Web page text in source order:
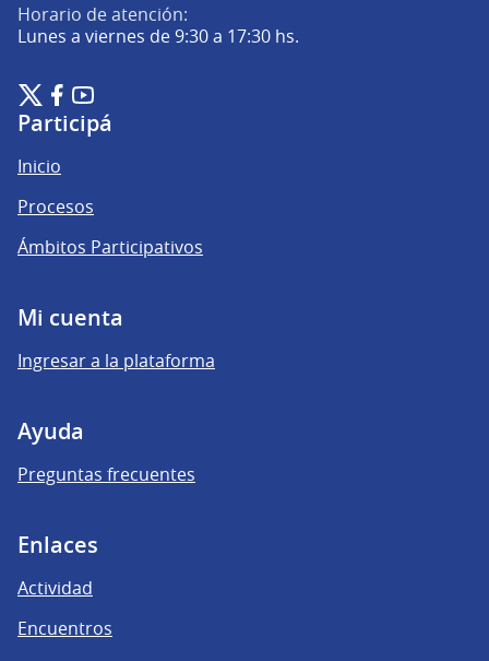
Horario de atención:
Lunes a viernes de 9:30 a 17:30 hs.
Plataforma de Participación Ciudadana Digital en X
(Enlace externo)
Plataforma de Participación Ciudadana Digital en Facebook
(Enlace externo)
Plataforma de Participación Ciudadana Digital en
(Enlace externo)
Participá
Inicio
Procesos
Ámbitos Participativos
Mi cuenta
Ingresar a la plataforma
Ayuda
Preguntas frecuentes
Enlaces
Actividad
Encuentros